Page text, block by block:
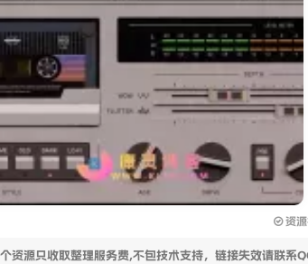
资
资源只收取整理服务费,不包技术支持，链接失效请联系